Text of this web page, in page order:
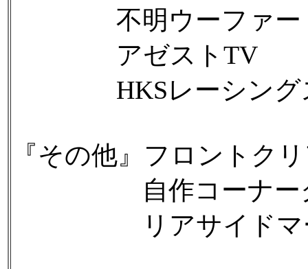
不明ウーファー
アゼストTV
HKSレーシングス
『その他』フロントク
自作コーナーク
リアサイドマ